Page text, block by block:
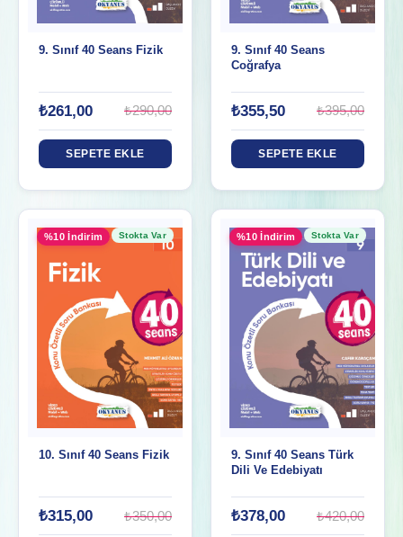
9. Sınıf 40 Seans Fizik
₺261,00 ₺290,00
SEPETE EKLE
9. Sınıf 40 Seans
Coğrafya
₺355,50 ₺395,00
SEPETE EKLE
%10 İndirim Stokta Var
10. Sınıf 40 Seans Fizik
₺315,00 ₺350,00
%10 İndirim Stokta Var
9. Sınıf 40 Seans Türk
Dili Ve Edebiyatı
₺378,00 ₺420,00